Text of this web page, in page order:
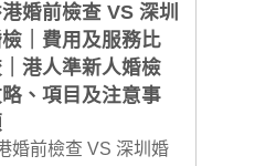
婚前檢查 VS 深圳
｜費用及服務比
港人準新人婚檢
、項目及注意事
婚前檢查 VS 深圳婚